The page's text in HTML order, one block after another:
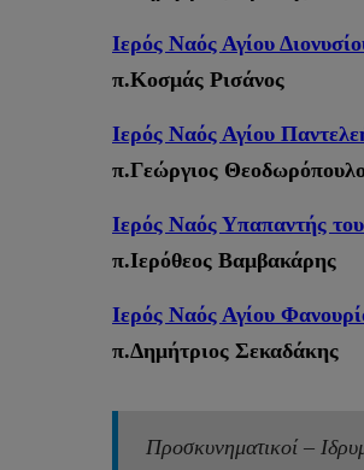
Ιερός Ναός Αγίου
π.Κοσμάς Ρισάνος
Ιερός Ναός Αγίου
π.Γεώργιος
Ιερός Ναός Υπαπαντής
π.Ιερόθεος Βαμβακάρης
Ιερός Ναός Αγίου
π.Δημήτριος Σεκαδάκης
Προσκυνηματικοί –